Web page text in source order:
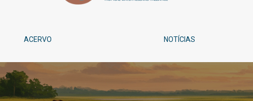
ACERVO NOTÍCIAS